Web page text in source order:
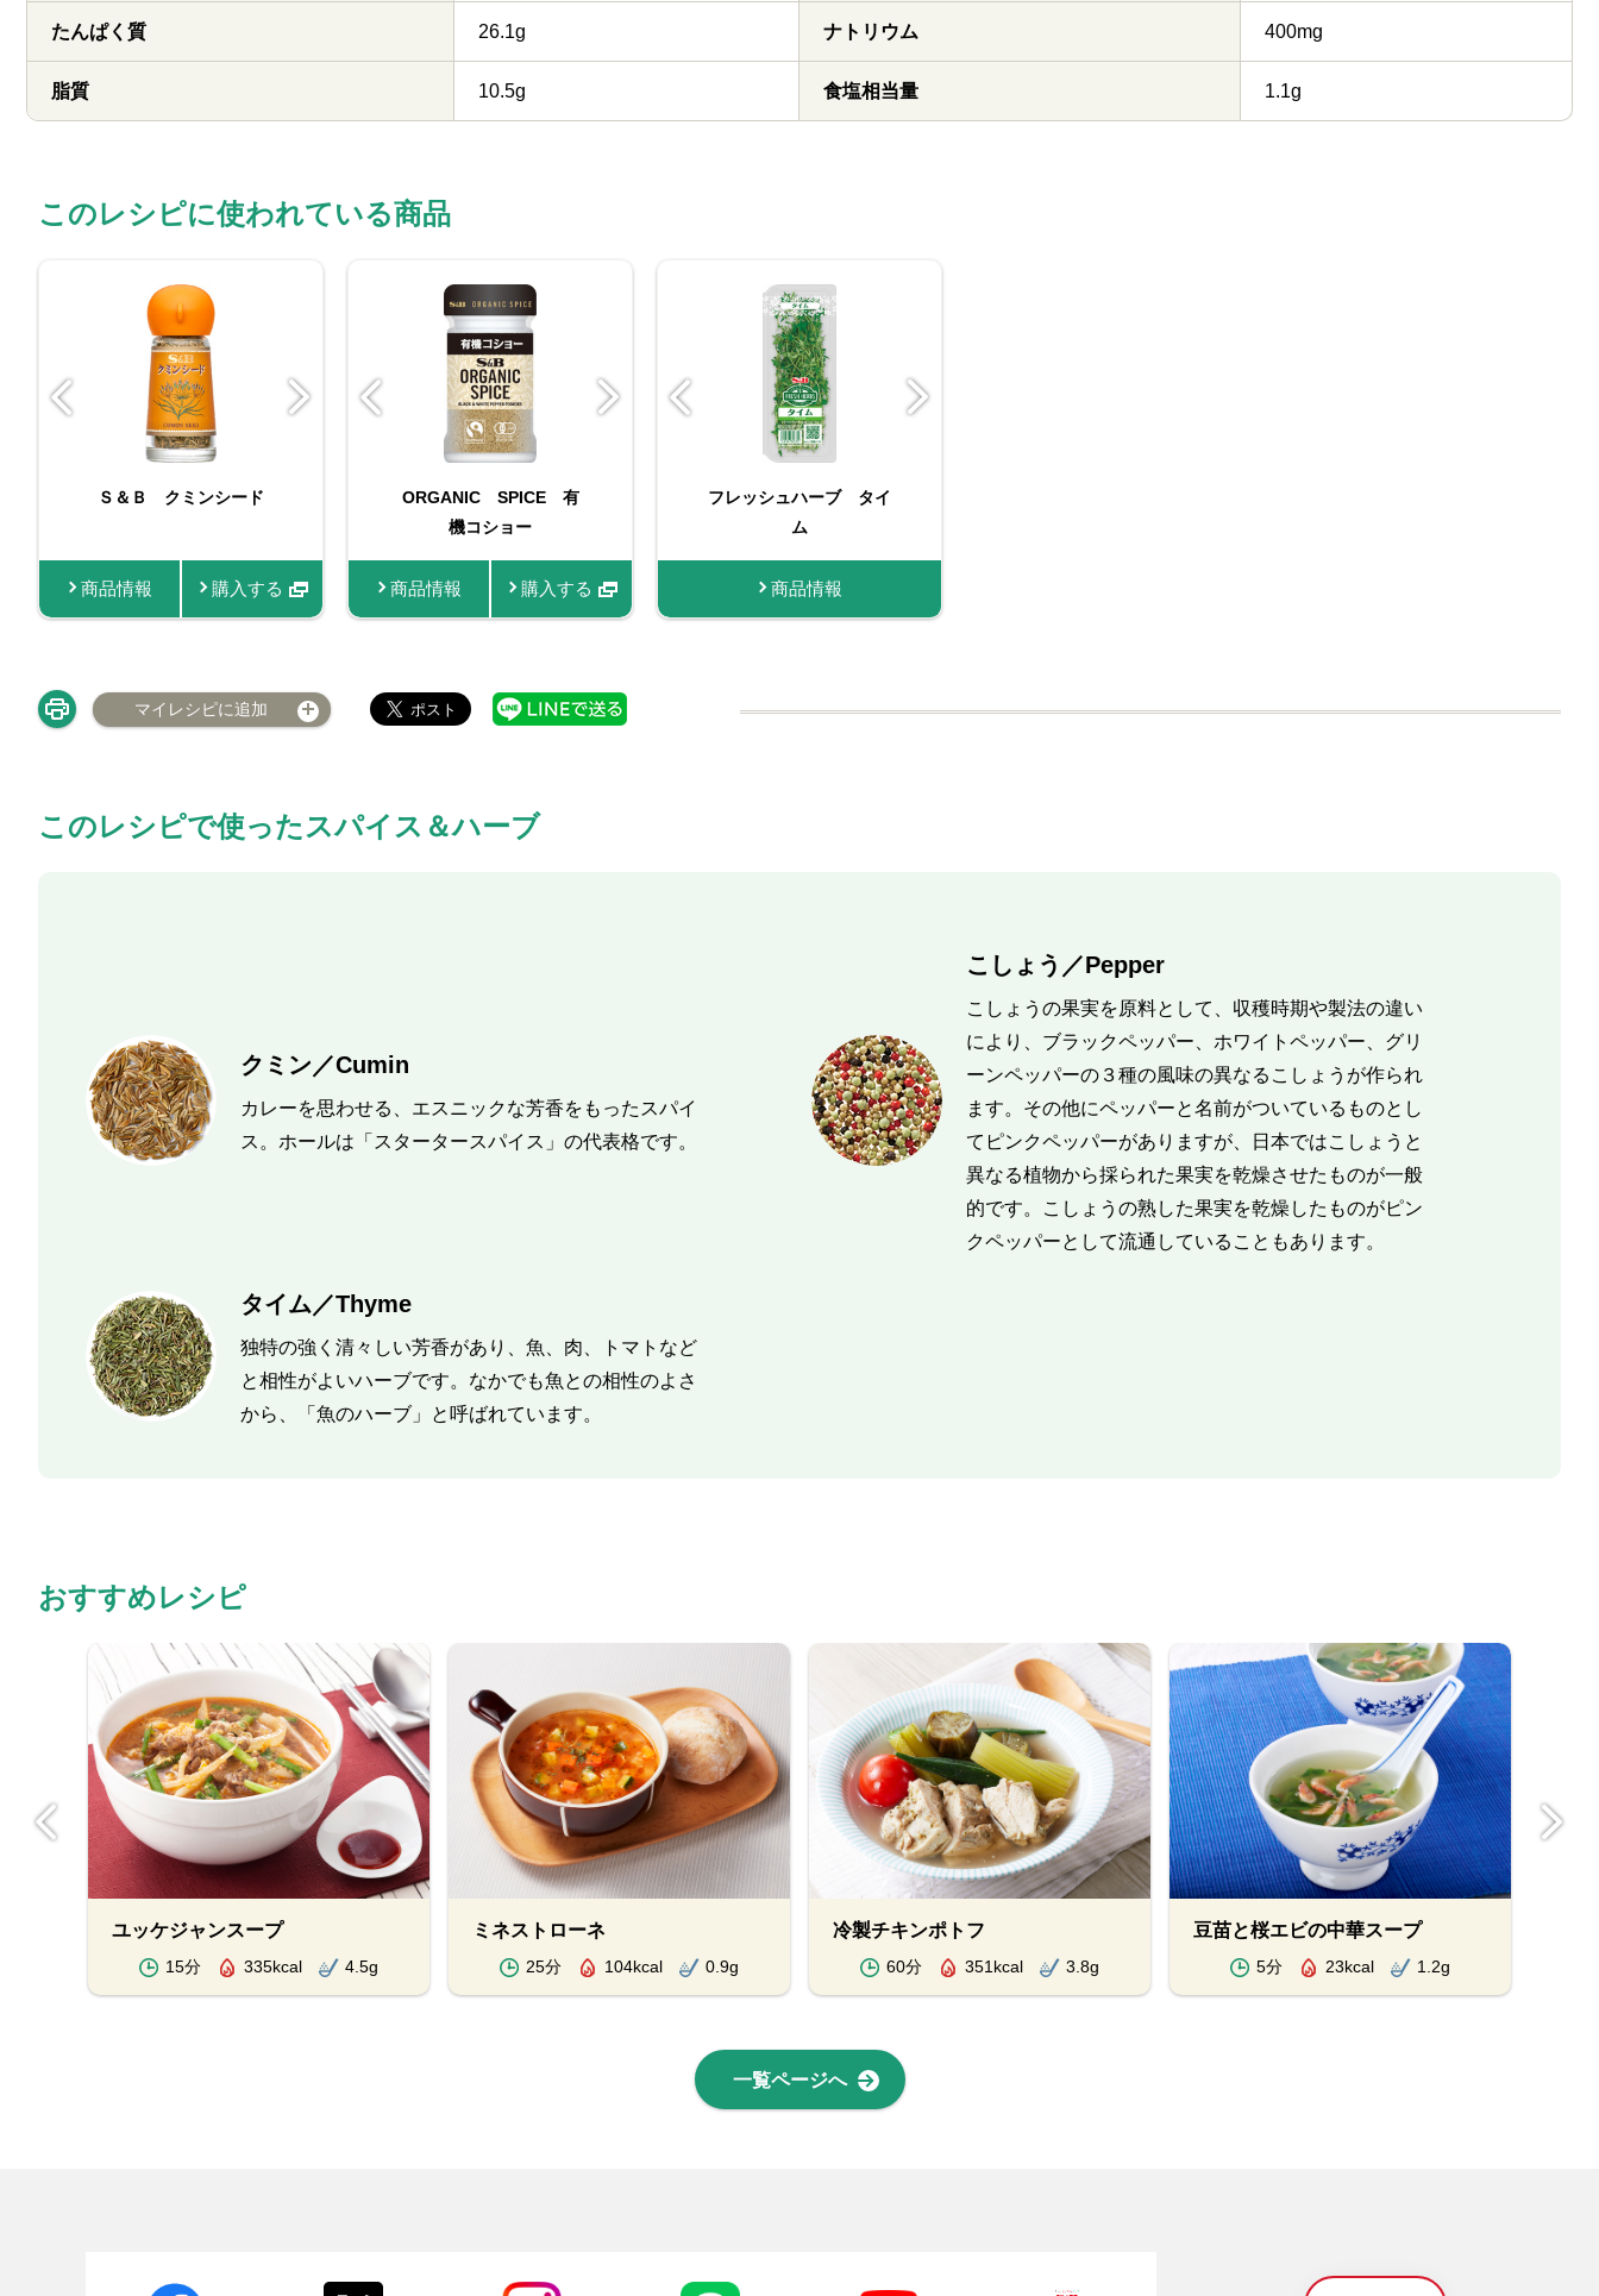
たんぱく質 26.1g
脂質 10.5g
ナトリウム 400mg
食塩相当量 1.1g
このレシピに使われている商品
Ｓ＆Ｂ クミンシード
商品情報 購入する
スマートスパイス クミ
ンシード
商品情報
スティックスパイス ク
ミンシード
商品情報
マイチョイス コショ
商品情報 購入する
ORGANIC SPICE 有
機コショー
商品情報 購入する
ORGANIC SPICE 袋
入り有機コショー
商品情報
（苗） コモンタイム
商品情報
フレッシュハーブ タイ
ム
商品情報
マイレシピに追加
このレシピで使ったスパイス＆ハーブ
クミン／Cumin
カレーを思わせる、エスニックな芳香をもったスパイ
ス。ホールは「スタータースパイス」の代表格です。
こしょう／Pepper
こしょうの果実を原料として、収穫時期や製法の違い
により、ブラックペッパー、ホワイトペッパー、グリ
ーンペッパーの３種の風味の異なるこしょうが作られ
ます。その他にペッパーと名前がついているものとし
てピンクペッパーがありますが、日本ではこしょうと
異なる植物から採られた果実を乾燥させたものが一般
的です。こしょうの熟した果実を乾燥したものがピン
クペッパーとして流通していることもあります。
タイム／Thyme
独特の強く清々しい芳香があり、魚、肉、トマトなど
と相性がよいハーブです。なかでも魚との相性のよさ
から、「魚のハーブ」と呼ばれています。
おすすめレシピ
ユッケジャンスープ
15分 335kcal 4.5g
ミネストローネ
25分 104kcal 0.9g
冷製チキンポトフ
60分 351kcal 3.8g
豆苗と桜エビの中華スープ
5分 23kcal 1.2g
一覧ページへ